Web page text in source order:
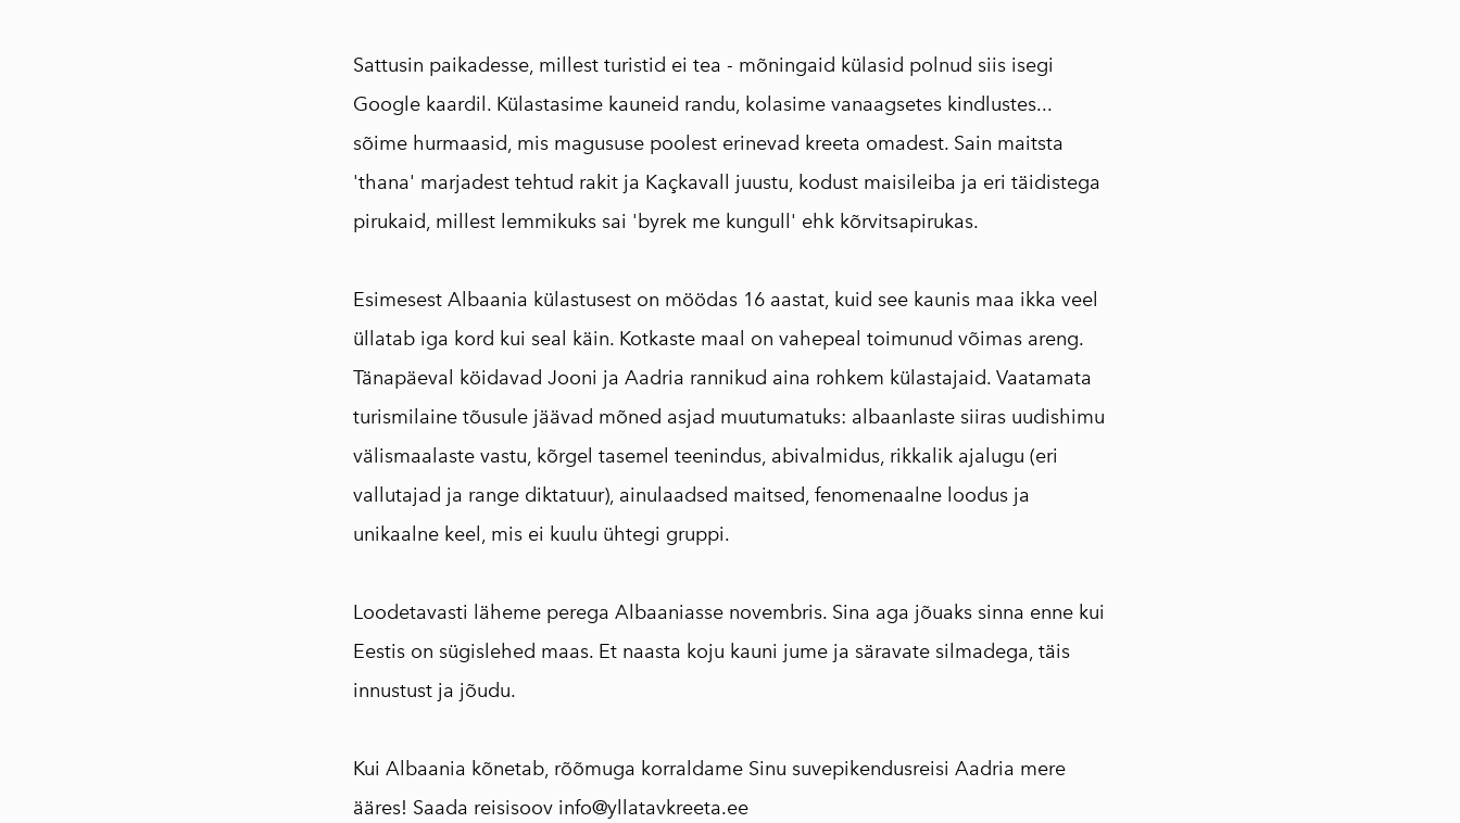
Sattusin paikadesse, millest turistid ei tea - mõningaid külasid polnud siis isegi
Google kaardil. Külastasime kauneid randu, kolasime vanaagsetes kindlustes...
sõime hurmaasid, mis magususe poolest erinevad kreeta omadest. Sain maitsta
'thana' marjadest tehtud rakit ja Kaçkavall juustu, kodust maisileiba ja eri täidistega
pirukaid, millest lemmikuks sai 'byrek me kungull' ehk kõrvitsapirukas.
Esimesest Albaania külastusest on möödas 16 aastat, kuid see kaunis maa ikka veel
üllatab iga kord kui seal käin. Kotkaste maal on vahepeal toimunud võimas areng.
Tänapäeval köidavad Jooni ja Aadria rannikud aina rohkem külastajaid. Vaatamata
turismilaine tõusule jäävad mõned asjad muutumatuks: albaanlaste siiras uudishimu
välismaalaste vastu, kõrgel tasemel teenindus, abivalmidus, rikkalik ajalugu (eri
vallutajad ja range diktatuur), ainulaadsed maitsed, fenomenaalne loodus ja
unikaalne keel, mis ei kuulu ühtegi gruppi.
Loodetavasti läheme perega Albaaniasse novembris. Sina aga jõuaks sinna enne kui
Eestis on sügislehed maas. Et naasta koju kauni jume ja säravate silmadega, täis
innustust ja jõudu.
Kui Albaania kõnetab, rõõmuga korraldame Sinu suvepikendusreisi Aadria mere
ääres! Saada reisisoov info@yllatavkreeta.ee